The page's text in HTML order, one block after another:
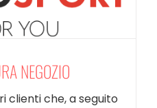
NEGOZIO
clienti che, a seguito